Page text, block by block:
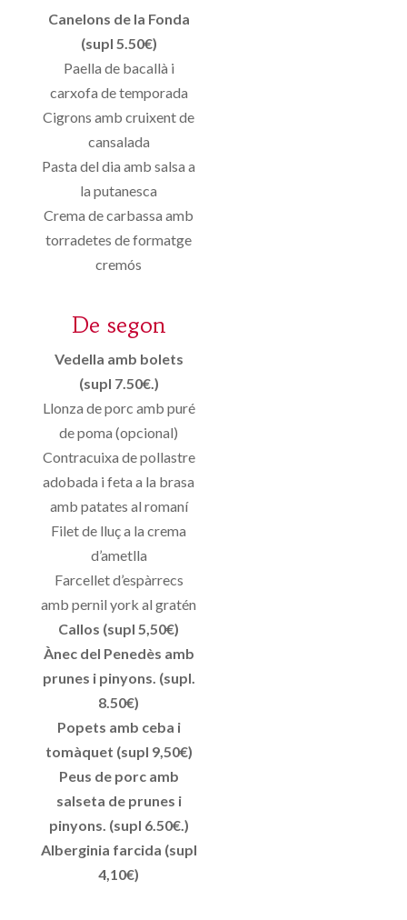
Canelons de la Fonda
(supl 5.50€)
Paella de bacallà i
carxofa de temporada
Cigrons amb cruixent de
cansalada
Pasta del dia amb salsa a
la putanesca
Crema de carbassa amb
torradetes de formatge
cremós
De segon
Vedella amb bolets
(supl 7.50€.)
Llonza de porc amb puré
de poma (opcional)
Contracuixa de pollastre
adobada i feta a la brasa
amb patates al romaní
Filet de lluç a la crema
d’ametlla
Farcellet d’espàrrecs
amb pernil york al gratén
Callos (supl 5,50€)
Ànec del Penedès amb
prunes i pinyons. (supl.
8.50€)
Popets amb ceba i
tomàquet (supl 9,50€)
Peus de porc amb
salseta de prunes i
pinyons. (supl 6.50€.)
Alberginia farcida (supl
4,10€)